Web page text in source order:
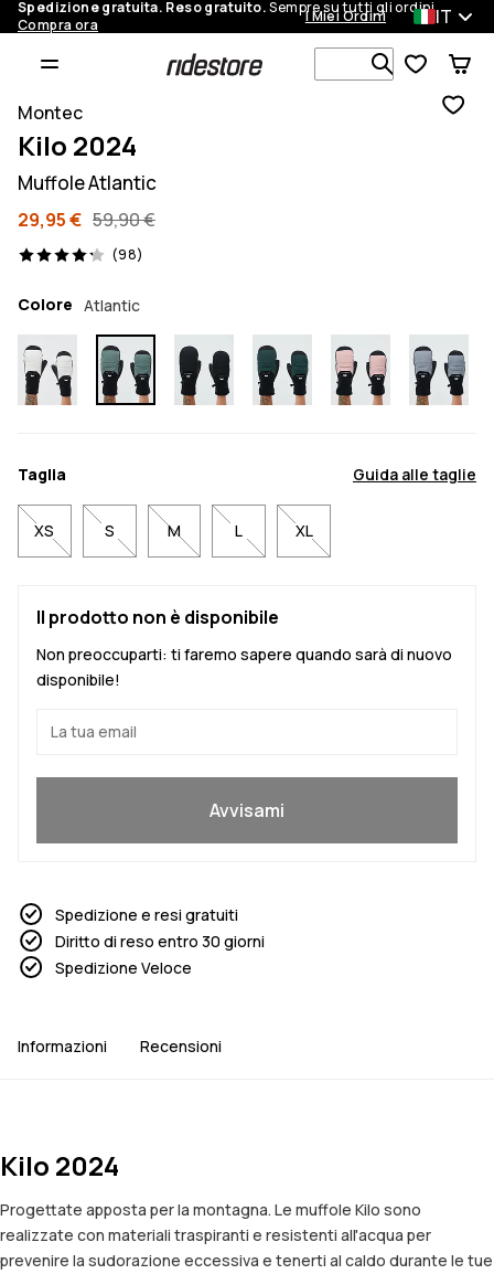
Spedizione gratuita. Reso gratuito.Sempre su tutti gli ordini.
Compra ora
I Miei Ordini IT
Cerca tra 1
Montec
Kilo 2024
Muffole Atlantic
29,95 € 59,90 €
(98)
98 recensioni, 4.2/5
Colore Atlantic
Taglia Guida alle taglie
XS S M L XL
Il prodotto non è disponibile
Non preoccuparti: ti faremo sapere quando sarà di nuovo
disponibile!
Avvisami
Spedizione e resi gratuiti
Diritto di reso entro 30 giorni
Spedizione Veloce
Informazioni Recensioni
Kilo 2024
Progettate apposta per la montagna. Le muffole Kilo sono
realizzate con materiali traspiranti e resistenti all'acqua per
prevenire la sudorazione eccessiva e tenerti al caldo durante le tue